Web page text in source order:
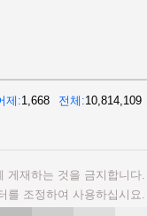
제 1,668 전체 10,814,109
게재하는 것을 금지합니다.
를 조정하여 사용하십시요.